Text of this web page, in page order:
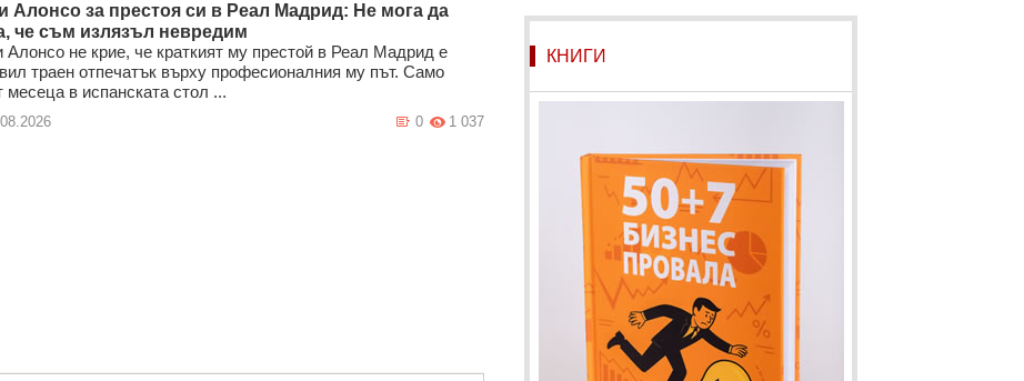
Алонсо за престоя си в Реал Мадрид: Не мога да
че съм излязъл невредим
Алонсо не крие, че краткият му престой в Реал Мадрид е
траен отпечатък върху професионалния му път. Само
месеца в испанската стол ...
1 037
0
КНИГИ